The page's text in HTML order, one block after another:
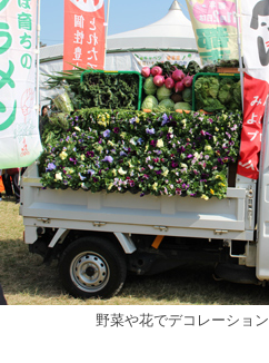
野菜や花でデコレーショ